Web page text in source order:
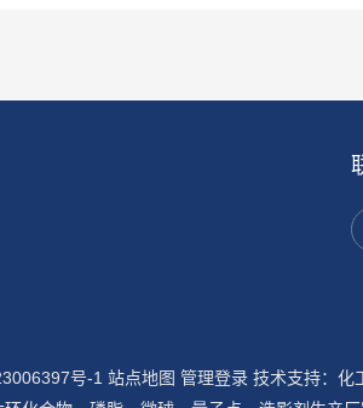
号-1 站点地图 管理登录 技术支持： 化